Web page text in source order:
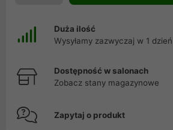
Duża ilość
Wysyłamy zazwyczaj w 1 dzień
Dostępność w salonach
Zobacz stany magazynowe
Zapytaj o produkt